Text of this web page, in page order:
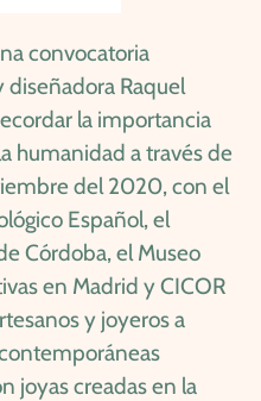
convocatoria
diseñadora Raquel
la importancia
humanidad a través de
del 2020, con el
Español, el
Córdoba, el Museo
en Madrid y CICOR
y joyeros a
joyas creadas en la